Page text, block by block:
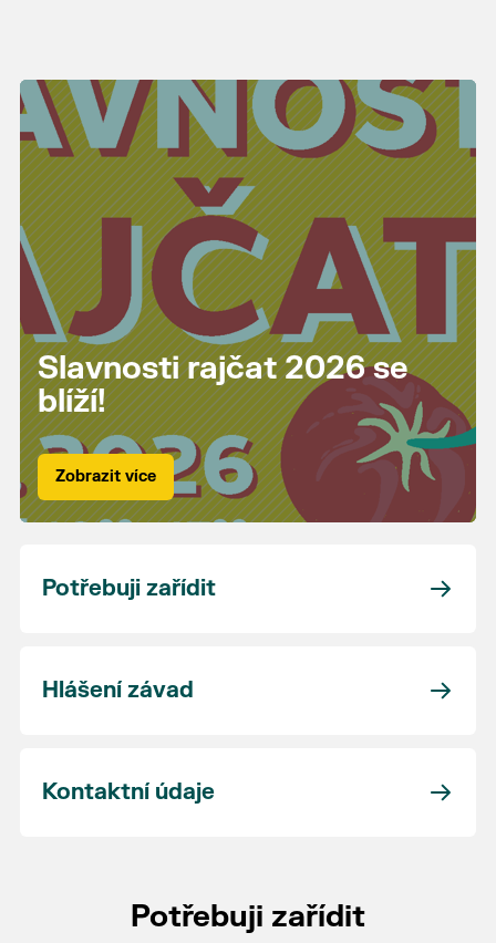
Slavnosti rajčat 2026 se
blíží!
Zobrazit více
Potřebuji zařídit
Hlášení závad
Kontaktní údaje
Potřebuji zařídit